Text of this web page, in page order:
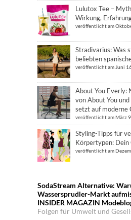
Lulutox Tee –
Wirkung,
veröffentlicht am
Stradivarius: Was
beliebten
veröffentlicht am Juni
About You Everly:
von About You und
setzt auf moderne
veröffentlicht am März
Styling-Tipps für
Körpertypen: Dein
veröffentlicht am
SodaStream Alternative:
Wassersprudler-Markt
INSIDER MAGAZIN
Folgen für Umwelt und